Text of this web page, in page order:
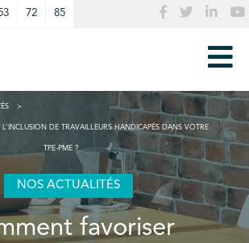
72 85
DE TRAVAILLEURS HANDICAPÉS DANS VOTRE
TPE-PME ?
NOS ACTUALITÉS
favoriser
panel